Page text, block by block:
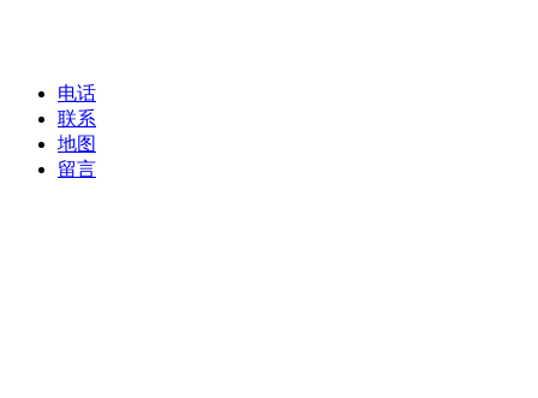
电话
联系
地图
留言